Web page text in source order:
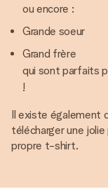
ou encore :
Grande soeur
Grand frère
qui sont parfaits
!
Il existe également
télécharger une
propre t-shirt.